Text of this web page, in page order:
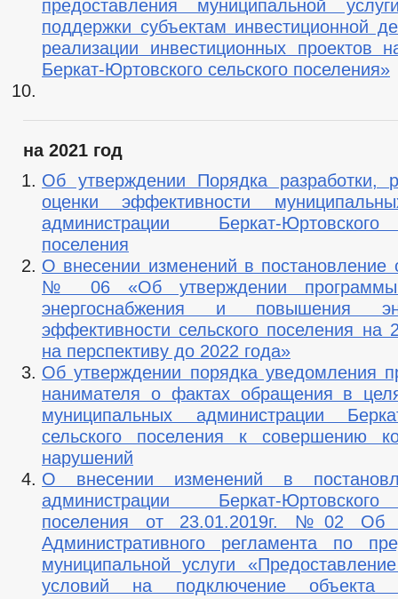
предоставления муниципальной
поддержки субъектам инвестиционной
реализации инвестиционных проектов
Беркат-Юртовского сельского поселения»
на 2021 год
Об утверждении Порядка разработки,
оценки эффективности
администрации Беркат-
поселения
О внесении изменений в постановление
№ 06 «Об утверждении
энергоснабжения и повышения
эффективности сельского поселения на
на перспективу до 2022 года»
Об утверждении порядка уведомления
нанимателя о фактах обращения в
муниципальных администрации
сельского поселения к совершению
нарушений
О внесении изменений в
администрации Беркат-
поселения от 23.01.2019г. №02 Об
Административного регламента по
муниципальной услуги
условий на подключение объекта